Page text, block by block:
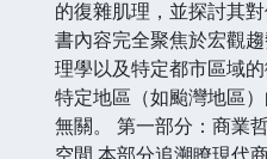
的復雜肌理，並探討其
書內容完全聚焦於宏觀
理學以及特定都市區域
特定地區（如颱灣地區
無關。 第一部分：商